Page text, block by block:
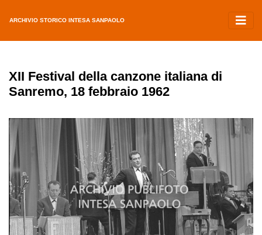
ARCHIVIO STORICO INTESA SANPAOLO
XII Festival della canzone italiana di
Sanremo, 18 febbraio 1962